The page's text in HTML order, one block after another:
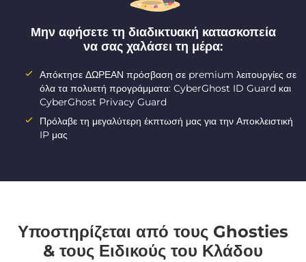
Μην αφήσετε τη διαδικτυακή κατασκοπεία
να σας χαλάσει τη μέρα:
Απόκτησε ΔΩΡΕΑΝ πρόσβαση σε premium λειτουργίες σε
όλα τα πολυετή προγράμματα: CyberGhost ID Guard και
CyberGhost Privacy Guard
Πρόλαβε τη μεγαλύτερη έκπτωσή μας για την Αποκλειστική
IP μας
Υποστηρίζεται από τους Ghosties
& τους Ειδικούς του Κλάδου